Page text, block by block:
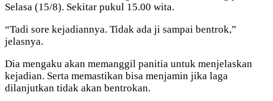
Selasa (15/8). Sekitar pukul 15.00 wita.
“Tadi sore kejadiannya. Tidak ada ji sampai bentrok,”
jelasnya.
Dia mengaku akan memanggil panitia untuk menjelaskan
kejadian. Serta memastikan bisa menjamin jika laga
dilanjutkan tidak akan bentrokan.